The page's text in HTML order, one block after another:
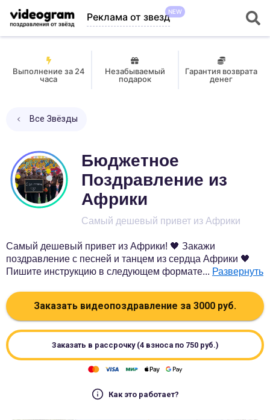
Реклама от звездNEW
Выполнение за 24
часа
Незабываемый
подарок
Гарантия возврата
денег
Все Звёзды
Бюджетное
Поздравление из
Африки
Самый дешевый привет из Африки
Самый дешевый привет из Африки! 🖤 Закажи
поздравление с песней и танцем из сердца Африки 🖤
Пишите инструкцию в следующем формате... Развернуть
Заказать видеопоздравление за 3000 руб.
Заказать в рассрочку (4 взноса по 750руб.)
Как это работает?